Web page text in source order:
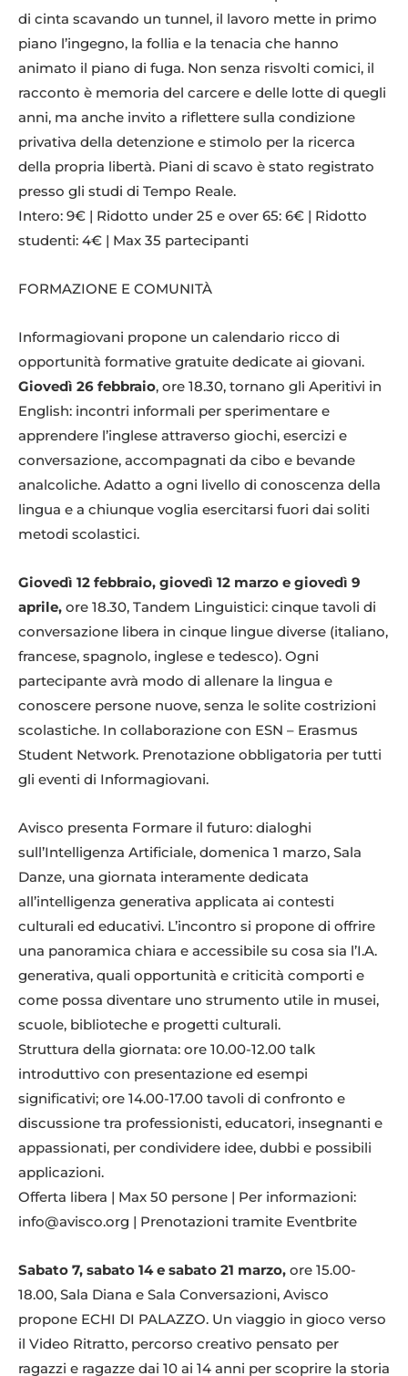
di cinta scavando un tunnel, il lavoro mette in primo
piano l’ingegno, la follia e la tenacia che hanno
animato il piano di fuga. Non senza risvolti comici, il
racconto è memoria del carcere e delle lotte di quegli
anni, ma anche invito a riflettere sulla condizione
privativa della detenzione e stimolo per la ricerca
della propria libertà. Piani di scavo è stato registrato
presso gli studi di Tempo Reale.
Intero: 9€ | Ridotto under 25 e over 65: 6€ | Ridotto
studenti: 4€ | Max 35 partecipanti
FORMAZIONE E COMUNITÀ
Informagiovani propone un calendario ricco di
opportunità formative gratuite dedicate ai giovani.
Giovedì 26 febbraio, ore 18.30, tornano gli Aperitivi in
English: incontri informali per sperimentare e
apprendere l’inglese attraverso giochi, esercizi e
conversazione, accompagnati da cibo e bevande
analcoliche. Adatto a ogni livello di conoscenza della
lingua e a chiunque voglia esercitarsi fuori dai soliti
metodi scolastici.
Giovedì 12 febbraio, giovedì 12 marzo e giovedì 9
aprile, ore 18.30, Tandem Linguistici: cinque tavoli di
conversazione libera in cinque lingue diverse (italiano,
francese, spagnolo, inglese e tedesco). Ogni
partecipante avrà modo di allenare la lingua e
conoscere persone nuove, senza le solite costrizioni
scolastiche. In collaborazione con ESN – Erasmus
Student Network. Prenotazione obbligatoria per tutti
gli eventi di Informagiovani.
Avisco presenta Formare il futuro: dialoghi
sull’Intelligenza Artificiale, domenica 1 marzo, Sala
Danze, una giornata interamente dedicata
all’intelligenza generativa applicata ai contesti
culturali ed educativi. L’incontro si propone di offrire
una panoramica chiara e accessibile su cosa sia l’I.A.
generativa, quali opportunità e criticità comporti e
come possa diventare uno strumento utile in musei,
scuole, biblioteche e progetti culturali.
Struttura della giornata: ore 10.00-12.00 talk
introduttivo con presentazione ed esempi
significativi; ore 14.00-17.00 tavoli di confronto e
discussione tra professionisti, educatori, insegnanti e
appassionati, per condividere idee, dubbi e possibili
applicazioni.
Offerta libera | Max 50 persone | Per informazioni:
info@avisco.org | Prenotazioni tramite Eventbrite
Sabato 7, sabato 14 e sabato 21 marzo, ore 15.00-
18.00, Sala Diana e Sala Conversazioni, Avisco
propone ECHI DI PALAZZO. Un viaggio in gioco verso
il Video Ritratto, percorso creativo pensato per
ragazzi e ragazze dai 10 ai 14 anni per scoprire la storia